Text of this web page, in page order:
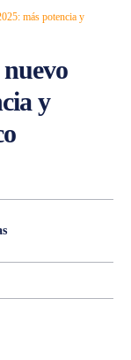
más potencia y
y